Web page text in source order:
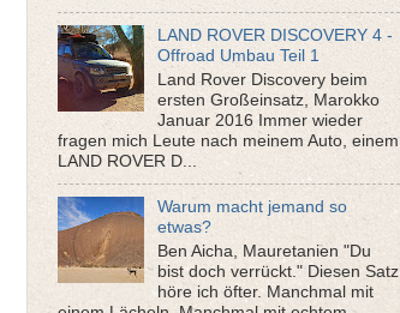
LAND ROVER DISCOVERY 4 -
Offroad Umbau Teil 1
Land Rover Discovery beim
ersten Großeinsatz, Marokko
Januar 2016 Immer wieder
fragen mich Leute nach meinem Auto, einem
LAND ROVER D...
Warum macht jemand so
etwas?
Ben Aicha, Mauretanien "Du
bist doch verrückt." Diesen Satz
höre ich öfter. Manchmal mit